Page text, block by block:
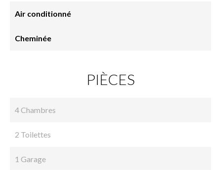
Air conditionné
Cheminée
PIÈCES
4 Chambres
2 Toilettes
1 Garage